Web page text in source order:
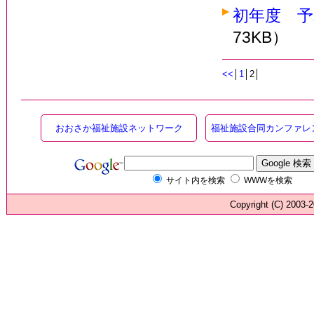
初年度 予
73KB）
<< 1 │2│
おおさか福祉施設ネットワーク 福祉施設合同カンファレ
サイト内を検索 WWWを検索
Copyright (C) 2003-